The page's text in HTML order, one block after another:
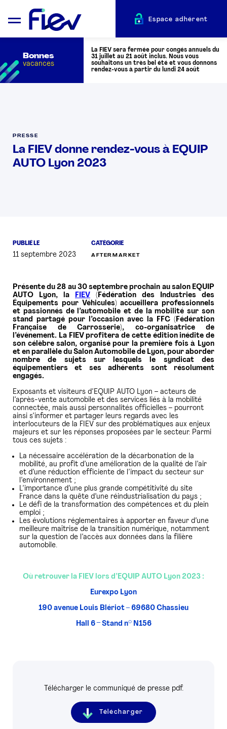
L’AUTOMOTIVE
ADHÉRENTS
PRESSE
Espace adhérent
Bonnes
vacances
La FIEV sera fermée pour congés annuels du
31 juillet au 21 août inclus. Nous vous
souhaitons un très bel été et vous donnons
rendez-vous à partir du lundi 24 août
PRESSE
La FIEV donne rendez-vous à EQUIP
AUTO Lyon 2023
PUBLIÉ LE
11 septembre 2023
CATÉGORIE
AFTERMARKET
Présente du 28 au 30 septembre prochain au salon EQUIP
AUTO Lyon, la FIEV (Fédération des Industries des
Équipements pour Véhicules) accueillera professionnels
et passionnés de l’automobile et de la mobilité sur son
stand partagé pour l’occasion avec la FFC (Fédération
Française de Carrosserie), co-organisatrice de
l’événement. La FIEV profitera de cette édition inédite de
son célèbre salon, organisé pour la première fois à Lyon
et en parallèle du Salon Automobile de Lyon, pour aborder
nombre de sujets sur lesquels le syndicat des
équipementiers et ses adhérents sont résolument
engagés.
Exposants et visiteurs d’EQUIP AUTO Lyon – acteurs de
l’après-vente automobile et des services liés à la mobilité
connectée, mais aussi personnalités officielles – pourront
ainsi s’informer et partager leurs regards avec les
interlocuteurs de la FIEV sur des problématiques aux enjeux
majeurs et sur les réponses proposées par le secteur. Parmi
tous ces sujets :
La nécessaire accélération de la décarbonation de la
mobilité, au profit d’une amélioration de la qualité de l’air
et d’une réduction efficiente de l’impact du secteur sur
l’environnement ;
L’importance d’une plus grande compétitivité du site
France dans la quête d’une réindustrialisation du pays ;
Le défi de la transformation des compétences et du plein
emploi ;
Les évolutions réglementaires à apporter en faveur d’une
meilleure maîtrise de la transition numérique, notamment
sur la question de l’accès aux données dans la filière
automobile.
Où retrouver la FIEV lors d’EQUIP AUTO Lyon 2023 :
Eurexpo Lyon
190 avenue Louis Blériot – 69680 Chassieu
Hall 6 – Stand n° N156
Télécharger le communiqué de presse pdf.
Télécharger